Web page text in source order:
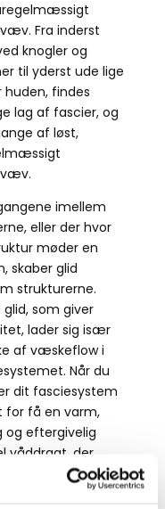
Fra inderst
knogler og
til yderst ude lige
huden, findes
lag af fascier, og
af løst,
imellem
eller der hvor
møder en
skaber glid
strukturerne.
som giver
lader sig især
af væskeflow i
Når du
dit fasciesystem
for få en varm,
og eftergivelig
våddragt, der